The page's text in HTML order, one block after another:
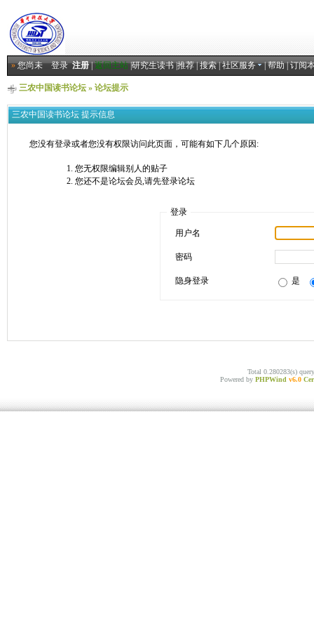
»您尚未登录 注册|返回主站|研究生读书|推荐|搜索|社区服务 |帮助|订阅
三农中国读书论坛» 论坛提示
三农中国读书论坛 提示信息
您没有登录或者您没有权限访问此页面，可能有如下几个原因:
您无权限编辑别人的贴子
您还不是论坛会员,请先登录论坛
登录
用户名
密码
隐身登录 是
Total 0.280283(s)
Powered by PHPWind v6.0